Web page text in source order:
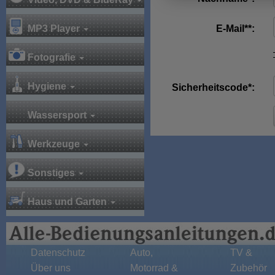
MP3 Player
Fotografie
Hygiene
Wassersport
Werkzeuge
Sonstiges
Haus und Garten
E-Mail**:
Sicherheitscode*:
Datenschutz
Über uns
Auto,
Motorrad &
TV &
Zubehör